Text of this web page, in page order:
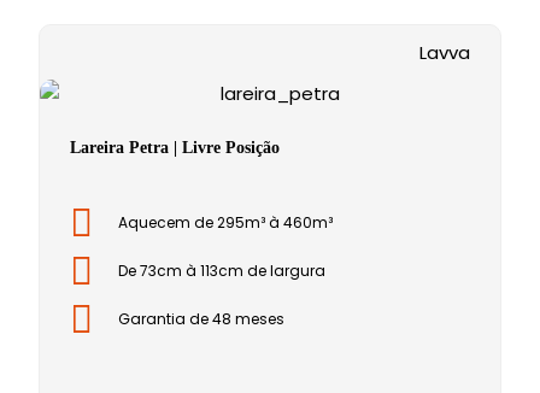
Lareira Petra | Livre Posição
Lavva
Aquecem de 295m³ à 460m³
De 73cm à 113cm de largura
Garantia de 48 meses